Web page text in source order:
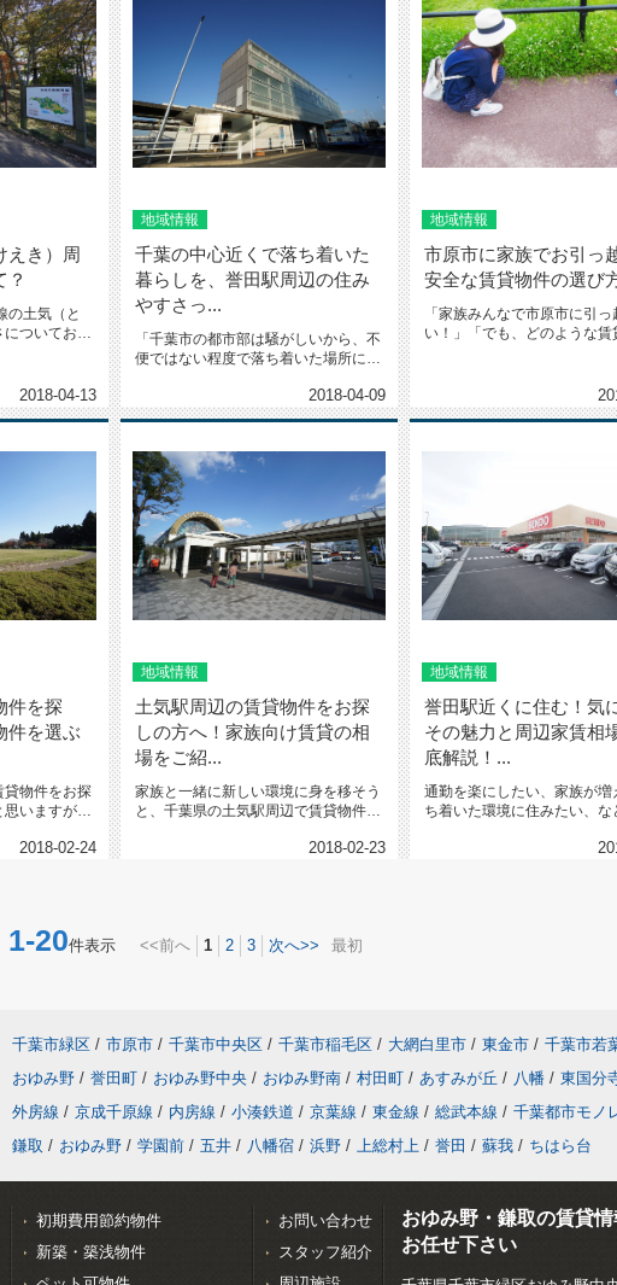
えき）周
？
の土気（と
についてお伝
2018-04-13
地域情報
千葉の中心近くで落ち着いた
暮らしを、誉田駅周辺の住み
やすさっ...
「千葉市の都市部は騒がしいから、不
便ではない程度で落ち着いた場所に住
2018-04-09
地域情報
市原市に家族でお引っ
安全な賃貸物件の選び
「家族みんなで市原市に引っ
い！」「でも、どのような賃
件を探
件を選ぶ
貸物件をお探
思いますが、
2018-02-24
地域情報
土気駅周辺の賃貸物件をお探
しの方へ！家族向け賃貸の相
場をご紹...
家族と一緒に新しい環境に身を移そう
と、千葉県の土気駅周辺で賃貸物件を
2018-02-23
地域情報
誉田駅近くに住む！気
その魅力と周辺家賃相
底解説！...
通勤を楽にしたい、家族が増
ち着いた環境に住みたい、な
20件表示 <<前へ 1 2 3 次へ>> 最初
千葉市緑区 / 市原市 / 千葉市中央区 / 千葉市稲毛区 / 大網白里市 / 東金市 / 千葉市若
おゆみ野 / 誉田町 / おゆみ野中央 / おゆみ野南 / 村田町 / あすみが丘 / 八幡 / 東国分
外房線 / 京成千原線 / 内房線 / 小湊鉄道 / 京葉線 / 東金線 / 総武本線 / 千葉都市モノ
鎌取 / おゆみ野 / 学園前 / 五井 / 八幡宿 / 浜野 / 上総村上 / 誉田 / 蘇我 / ちはら台
初期費用節約物件
新築・築浅物件
お問い合わせ
スタッフ紹介
おゆみ野・鎌取の賃貸
お任せ下さい